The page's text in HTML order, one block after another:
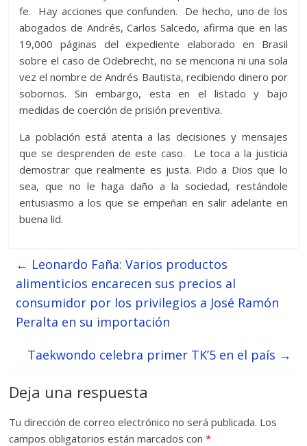
fe. Hay acciones que confunden. De hecho, uno de los
abogados de Andrés, Carlos Salcedo, afirma que en las
19,000 páginas del expediente elaborado en Brasil
sobre el caso de Odebrecht, no se menciona ni una sola
vez el nombre de Andrés Bautista, recibiendo dinero por
sobornos. Sin embargo, esta en el listado y bajo
medidas de coerción de prisión preventiva.
La población está atenta a las decisiones y mensajes
que se desprenden de este caso. Le toca a la justicia
demostrar que realmente es justa. Pido a Dios que lo
sea, que no le haga daño a la sociedad, restándole
entusiasmo a los que se empeñan en salir adelante en
buena lid.
← Leonardo Faña: Varios productos
alimenticios encarecen sus precios al
consumidor por los privilegios a José Ramón
Peralta en su importación
Taekwondo celebra primer TK’5 en el país →
Deja una respuesta
Tu dirección de correo electrónico no será publicada. Los
campos obligatorios están marcados con*